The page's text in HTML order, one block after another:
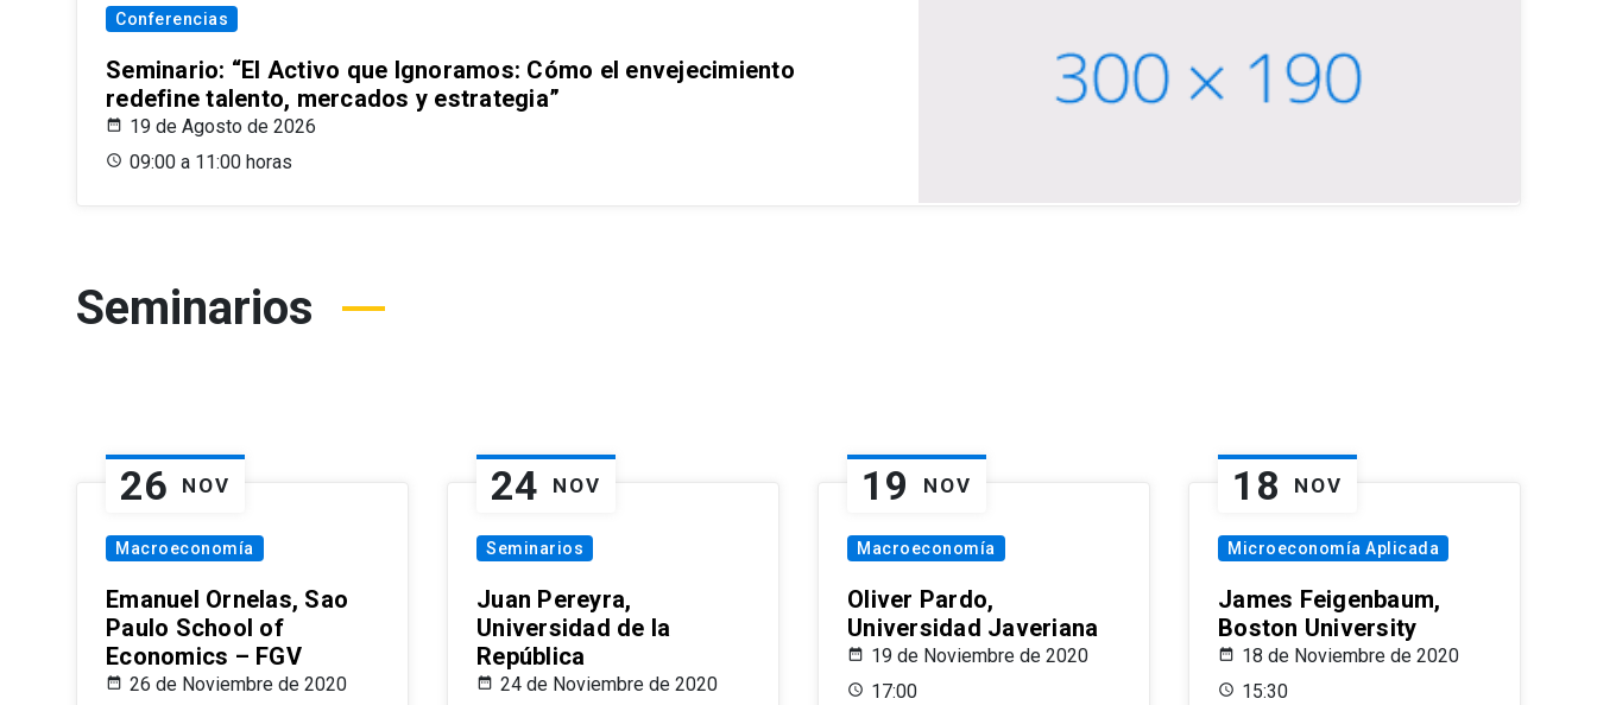
Conferencias
Seminario: “El Activo que Ignoramos: Cómo el envejecimiento
redefine talento, mercados y estrategia”
19 de Agosto de 2026
09:00 a 11:00 horas
Seminarios
26 NOV
Macroeconomía
Emanuel Ornelas, Sao
Paulo School of
Economics – FGV
26 de Noviembre de 2020
24 NOV
Seminarios
Juan Pereyra,
Universidad de la
República
24 de Noviembre de 2020
19 NOV
Macroeconomía
Oliver Pardo,
Universidad Javeriana
19 de Noviembre de 2020
17:00
18 NOV
Microeconomía Aplicada
James Feigenbaum,
Boston University
18 de Noviembre de 2020
15:30